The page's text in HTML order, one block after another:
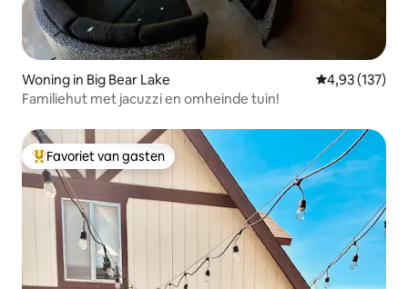
Woning in Big Bear Lake Gemiddelde
4,93 (137)
Familiehut met jacuzzi en omheinde tuin!
Topfavoriet van gasten
Favoriet van gasten